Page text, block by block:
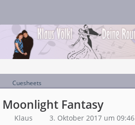
Cuesheets
Moonlight Fantasy
Klaus 3. Oktober 2017 um 09:46